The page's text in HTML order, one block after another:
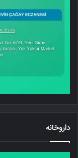
داروخانه